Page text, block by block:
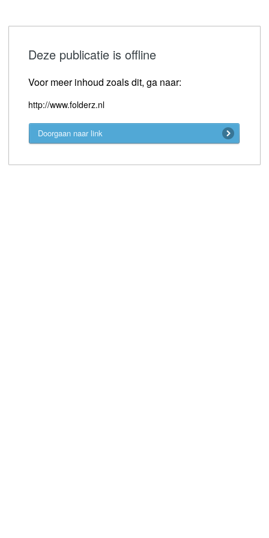
Deze publicatie is offline
Voor meer inhoud zoals dit, ga naar:
http://www.folderz.nl
Doorgaan naar link